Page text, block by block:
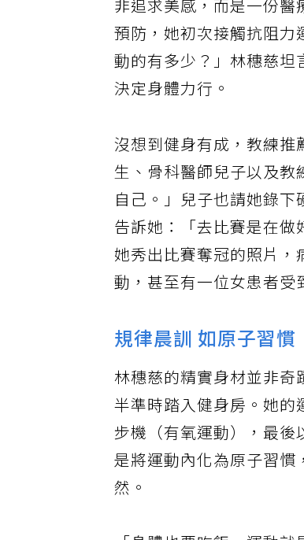
非追求美感，而是一份
預防，她初次接觸抗阻
動的有多少？」林穗慈坦
決定身體力行。
沒想到健身有成，教練
生、骨科醫師兒子以及教
自己。」兒子也請她錄
告訴她：「去比賽是在
她秀出比賽奪冠的照片
動，甚至有一位女患者受
規律晨訓 如原子習慣
林穗慈的精實身材並非
半準時踏入健身房。她
步機（有氧運動），最
是將運動內化為原子習慣
然。